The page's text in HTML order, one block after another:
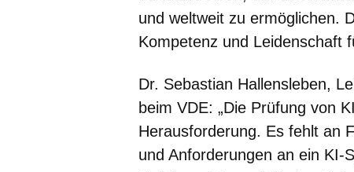
und weltweit zu ermöglichen.
Kompetenz und Leidenschaft
Dr. Sebastian Hallensleben,
beim VDE: „Die Prüfung von
Herausforderung. Es fehlt an
und Anforderungen an ein KI-